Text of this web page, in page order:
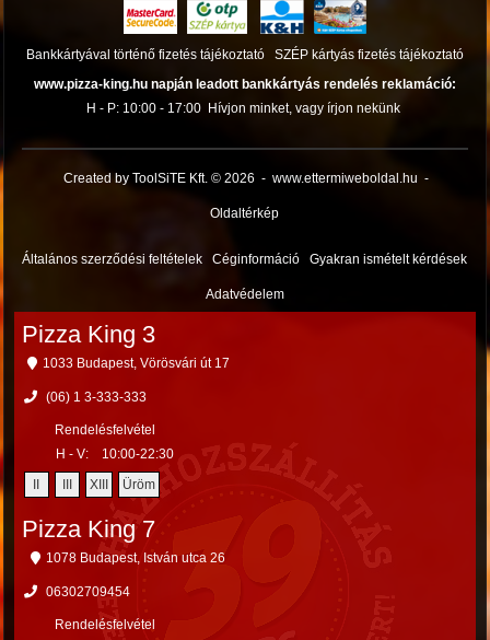
Bankkártyával történő fizetés tájékoztató
SZÉP kártyás fizetés tájékoztató
www.pizza-king.hu napján leadott bankkártyás rendelés reklamáció:
H - P: 10:00 - 17:00 Hívjon minket, vagy írjon nekünk
Created by ToolSiTE Kft. © 2026 - www.ettermiweboldal.hu -
Oldaltérkép
Általános szerződési feltételek Céginformáció Gyakran ismételt kérdések
Adatvédelem
Pizza King 3
1033 Budapest, Vörösvári út 17
(06) 1 3-333-333
Rendelésfelvétel
H - V:
10:00-22:30
XIII Üröm
Pizza King 7
1078 Budapest, István utca 26
06302709454
Rendelésfelvétel